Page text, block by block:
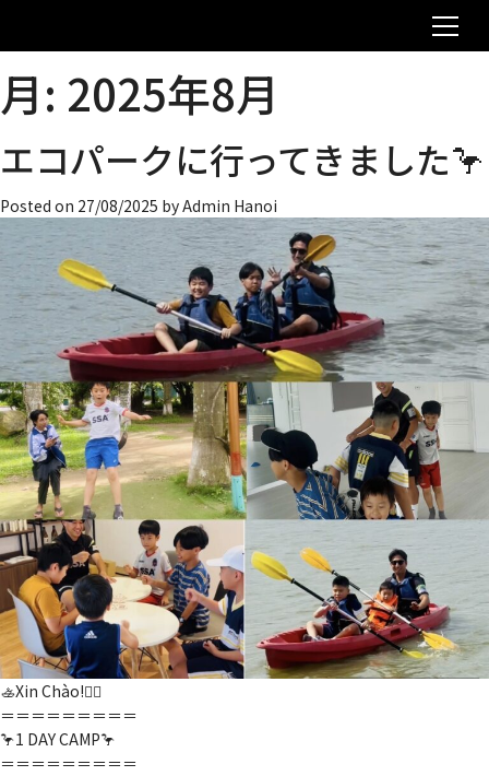
月: 2025年8月
エコパークに行ってきました🦩
Posted on 27/08/2025 byAdmin Hanoi
🚣Xin Chào!🚣‍♂️
＝＝＝＝＝＝＝＝＝
🦩1 DAY CAMP🦩
＝＝＝＝＝＝＝＝＝